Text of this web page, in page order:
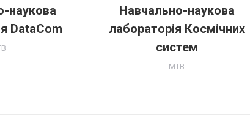
наукова
DataCom
Навчально-наукова
лабораторія Космічних
систем
MTB